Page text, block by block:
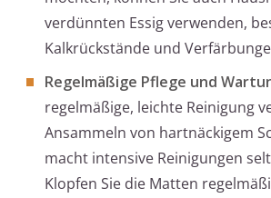
verdünnten Essig verwenden,
Kalkrückstände und
Regelmäßige Pflege und
regelmäßige, leichte Reinigung
Ansammeln von hartnäckigem
macht intensive Reinigungen
Klopfen Sie die Matten